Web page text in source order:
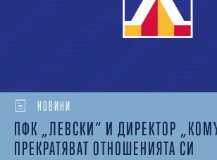
НОВИНИ
ПФК „ЛЕВСКИ“ И ДИРЕКТОР
ПРЕКРАТЯВАТ ОТНОШЕНИЯТА СИ